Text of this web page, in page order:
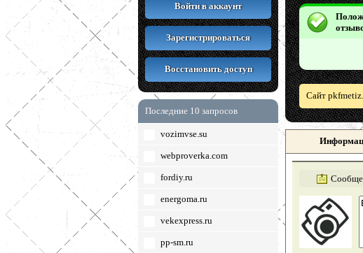
Войти в аккаунт
Зарегистрироваться
Восстановить доступ
Последние 10 запросов
vozimvse.su
webproverka.com
fordiy.ru
energoma.ru
vekexpress.ru
pp-sm.ru
Сайт